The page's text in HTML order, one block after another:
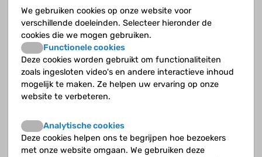
Wat moet de arts weten over de duur van de klachten
voordat hij de diagnose JIA kan stellen?
Wat zijn de kenmerken van oligo-articulaire JIA?
Wat zijn de klachten bij poly-articulaire JIA als de
reumafactor positief is (RF +) en hoe vaak komt het
voor?
Wat zijn de klachten bij poly-articulaire JIA?
Welke klachten en problemen heb je bij systemische
We gebruiken cookies op onze website voor
verschillende doeleinden. Selecteer hieronder de
cookies die we mogen gebruiken.
Functionele cookies
Deze cookies worden gebruikt om functionaliteiten
zoals ingesloten video's en andere interactieve inhoud
mogelijk te maken. Ze helpen uw ervaring op onze
website te verbeteren.
Analytische cookies
Deze cookies helpen ons te begrijpen hoe bezoekers
met onze website omgaan. We gebruiken deze